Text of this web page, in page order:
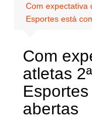
Com expectativa
Esportes está
Com
atletas
abertas